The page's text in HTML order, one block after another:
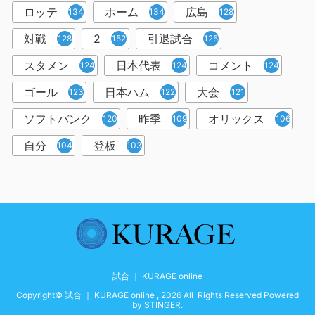
ロッテ 134 ホーム 134 広島 128
対戦 128 2 152 引退試合 125
スタメン 124 日本代表 124 コメント 124
ゴール 123 日本ハム 122 大会 121
ソフトバンク 120 昨季 109 オリックス 106
自分 104 登板 103
試合 ｜ KURAGE online
Copyright© 試合 ｜ KURAGE online , 2026 All Rights Reserved Powered
by STINGER.